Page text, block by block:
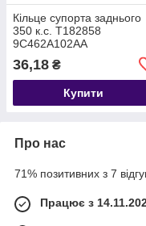
Кільце супорта заднього
350 к.с. T182858
9C462A102AA
36,18 ₴
Купити
Про нас
71% позитивних з 7
Працює з